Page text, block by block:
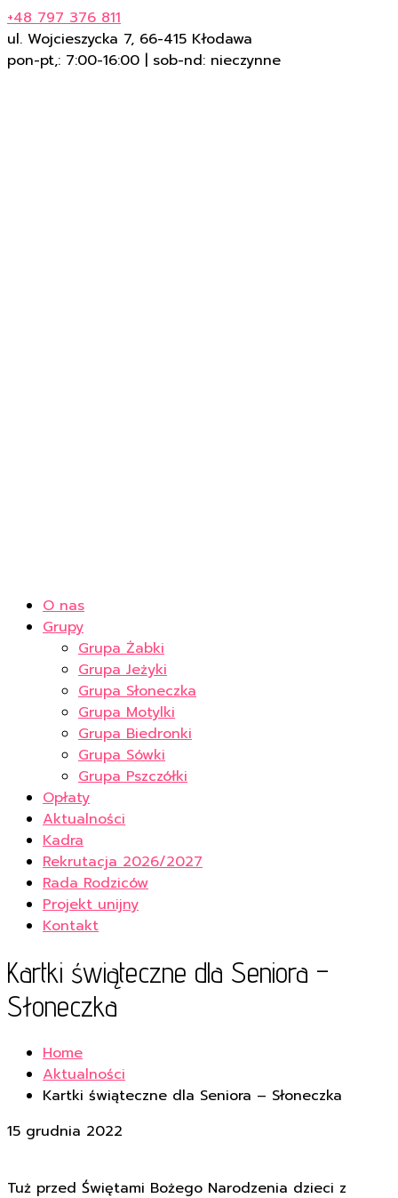
+48 797 376 811
ul. Wojcieszycka 7, 66-415 Kłodawa
pon-pt,: 7:00-16:00 | sob-nd: nieczynne
O nas
Grupy
Grupa Żabki
Grupa Jeżyki
Grupa Słoneczka
Grupa Motylki
Grupa Biedronki
Grupa Sówki
Grupa Pszczółki
Opłaty
Aktualności
Kadra
Rekrutacja 2026/2027
Rada Rodziców
Projekt unijny
Kontakt
Kartki świąteczne dla Seniora –
Słoneczka
Home
Aktualności
Kartki świąteczne dla Seniora – Słoneczka
15 grudnia 2022
Tuż przed Świętami Bożego Narodzenia dzieci z